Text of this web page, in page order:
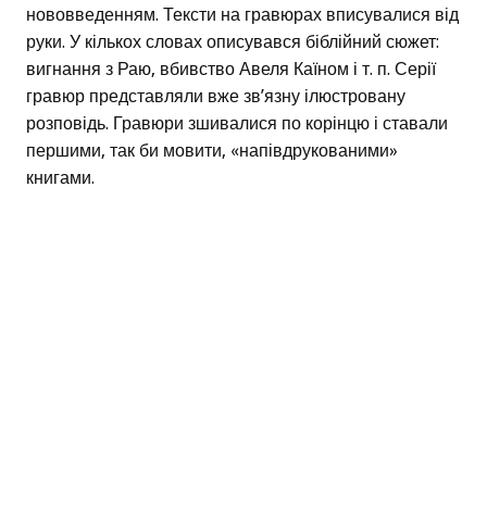
нововведенням. Тексти на гравюрах вписувалися від
руки. У кількох словах описувався біблійний сюжет:
вигнання з Раю, вбивство Авеля Каїном і т. п. Серії
гравюр представляли вже зв’язну ілюстровану
розповідь. Гравюри зшивалися по корінцю і ставали
першими, так би мовити, «напівдрукованими»
книгами.